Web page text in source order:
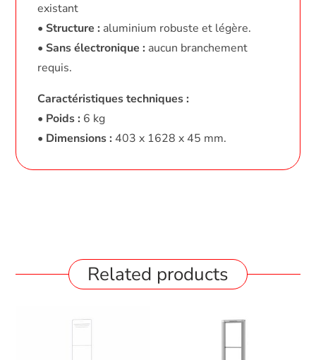
existant
• Structure : aluminium robuste et légère.
• Sans électronique : aucun branchement
requis.
Caractéristiques techniques :
• Poids : 6 kg
• Dimensions : 403 x 1628 x 45 mm.
Related products